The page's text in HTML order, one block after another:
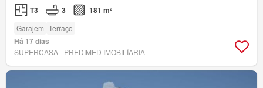
T3 3 181 m²
Garajem Terraço
Há 17 dias
SUPERCASA - PREDIMED IMOBILÍARIA